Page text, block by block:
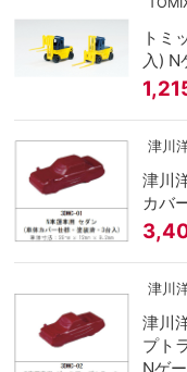
トミ
入) N
津川
津川
カバ
津川
津川
プト